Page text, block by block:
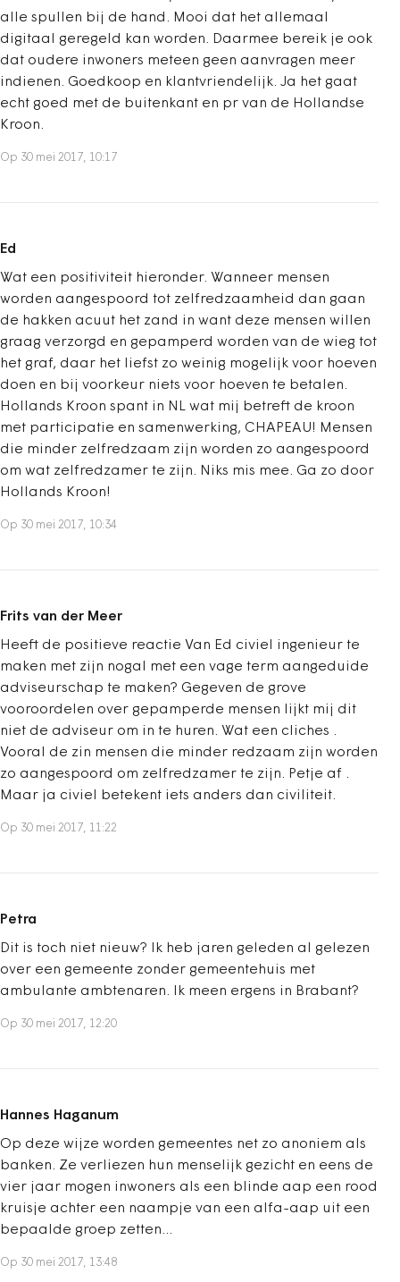
alle spullen bij de hand. Mooi dat het allemaal
digitaal geregeld kan worden. Daarmee bereik je ook
dat oudere inwoners meteen geen aanvragen meer
indienen. Goedkoop en klantvriendelijk. Ja het gaat
echt goed met de buitenkant en pr van de Hollandse
Kroon.
Op 30 mei 2017, 10:17
Ed
Wat een positiviteit hieronder. Wanneer mensen
worden aangespoord tot zelfredzaamheid dan gaan
de hakken acuut het zand in want deze mensen willen
graag verzorgd en gepamperd worden van de wieg tot
het graf, daar het liefst zo weinig mogelijk voor hoeven
doen en bij voorkeur niets voor hoeven te betalen.
Hollands Kroon spant in NL wat mij betreft de kroon
met participatie en samenwerking, CHAPEAU! Mensen
die minder zelfredzaam zijn worden zo aangespoord
om wat zelfredzamer te zijn. Niks mis mee. Ga zo door
Hollands Kroon!
Op 30 mei 2017, 10:34
Frits van der Meer
Heeft de positieve reactie Van Ed civiel ingenieur te
maken met zijn nogal met een vage term aangeduide
adviseurschap te maken? Gegeven de grove
vooroordelen over gepamperde mensen lijkt mij dit
niet de adviseur om in te huren. Wat een cliches .
Vooral de zin mensen die minder redzaam zijn worden
zo aangespoord om zelfredzamer te zijn. Petje af .
Maar ja civiel betekent iets anders dan civiliteit.
Op 30 mei 2017, 11:22
Petra
Dit is toch niet nieuw? Ik heb jaren geleden al gelezen
over een gemeente zonder gemeentehuis met
ambulante ambtenaren. Ik meen ergens in Brabant?
Op 30 mei 2017, 12:20
Hannes Haganum
Op deze wijze worden gemeentes net zo anoniem als
banken. Ze verliezen hun menselijk gezicht en eens de
vier jaar mogen inwoners als een blinde aap een rood
kruisje achter een naampje van een alfa-aap uit een
bepaalde groep zetten...
Op 30 mei 2017, 13:48